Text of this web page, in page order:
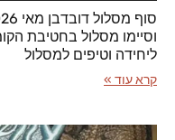
וסיימו מסלול בחטיבת
ליחידה וטיפים למסלול
קרא עוד »